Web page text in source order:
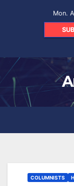
Mon.
COLUMNISTS